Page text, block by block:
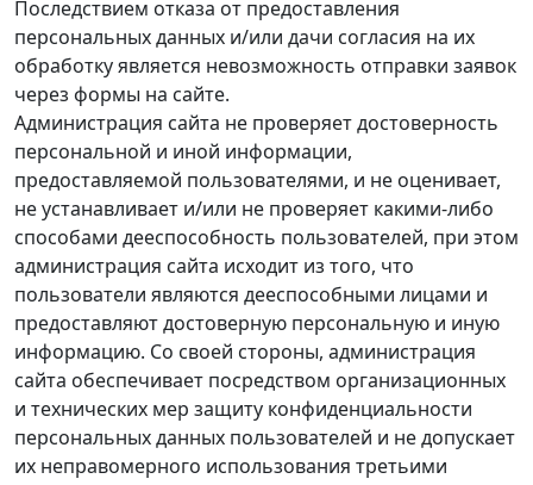
Последствием отказа от предоставления
персональных данных и/или дачи согласия на их
обработку является невозможность отправки заявок
через формы на сайте.
Администрация сайта не проверяет достоверность
персональной и иной информации,
предоставляемой пользователями, и не оценивает,
не устанавливает и/или не проверяет какими-либо
способами дееспособность пользователей, при этом
администрация сайта исходит из того, что
пользователи являются дееспособными лицами и
предоставляют достоверную персональную и иную
информацию. Со своей стороны, администрация
сайта обеспечивает посредством организационных
и технических мер защиту конфиденциальности
персональных данных пользователей и не допускает
их неправомерного использования третьими